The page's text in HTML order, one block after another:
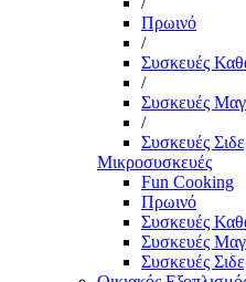
Πρωινό
/
Συσκευές
/
Συσκευές
/
Συσκευές
Μικροσυσκευές
Fun Cooking
Πρωινό
Συσκευές
Συσκευές
Συσκευές